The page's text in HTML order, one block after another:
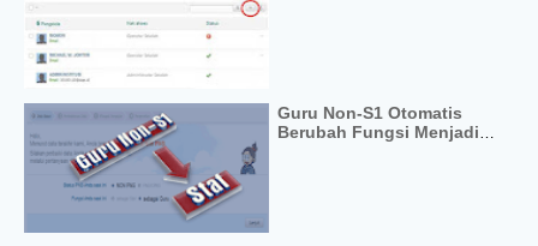
Guru Non-S1 Otomatis
Berubah Fungsi Menjadi